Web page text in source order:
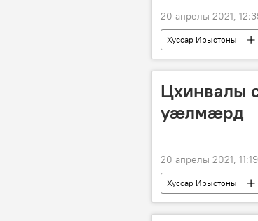
20 апрелы 2021,
Хуссар Ирыстоны
Цхинвалы
уӕлмӕрд
20 апрелы 2021, 11:19
Хуссар Ирыстоны